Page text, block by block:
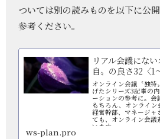
ついては別の読みものを以下に公
参考ください。
リアル会議にな
自〟の良さ32〈1
オンライン会議〝独
げたシリーズ3記事の
ーションの参考に。会
もちろん、オンライ
経営幹部、マネージャ
ても、オンライン会議
います。
ws-plan.pro